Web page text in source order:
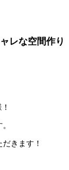
レな空間作り
きます！